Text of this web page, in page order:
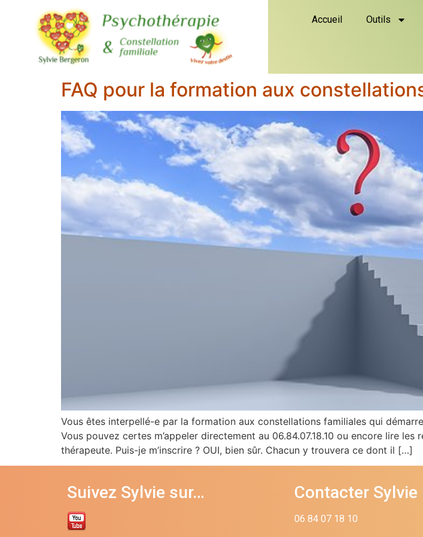
Accueil Outils
FAQ pour la formation aux
Vous êtes interpellé-e par la formation aux constellations familiales qui
Vous pouvez certes m’appeler directement au 06.84.07.18.10 ou encore lire
thérapeute. Puis-je m’inscrire ? OUI, bien sûr. Chacun y trouvera ce dont il […]
Suivez Sylvie sur… Contacter Sylvie
06 84 07 18 10